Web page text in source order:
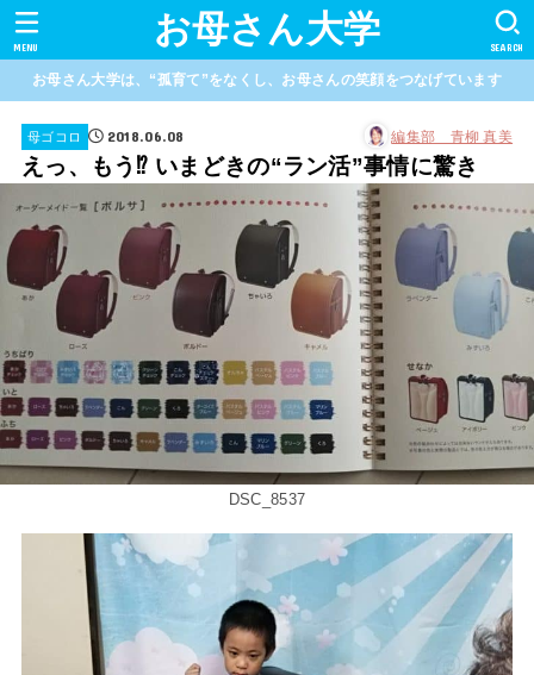
お母さん大学 SEARCH
MENU
お母さん大学は、“孤育て”をなくし、お母さんの笑顔をつなげています
母ゴコロ 2018.06.08 編集部 青柳 真美
えっ、もう⁉ いまどきの“ラン活”事情に驚き
DSC_8537